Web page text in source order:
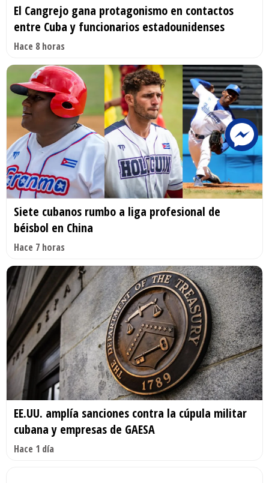
El Cangrejo gana protagonismo en contactos
entre Cuba y funcionarios estadounidenses
Hace 8 horas
Siete cubanos rumbo a liga profesional de
béisbol en China
Hace 7 horas
EE.UU. amplía sanciones contra la cúpula militar
cubana y empresas de GAESA
Hace 1 día